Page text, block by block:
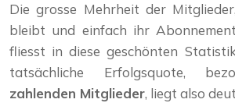
Die grosse Mehrheit der
bleibt und einfach ihr
fliesst in diese geschönten
tatsächliche Erfolgsquote,
zahlenden Mitglieder, liegt also